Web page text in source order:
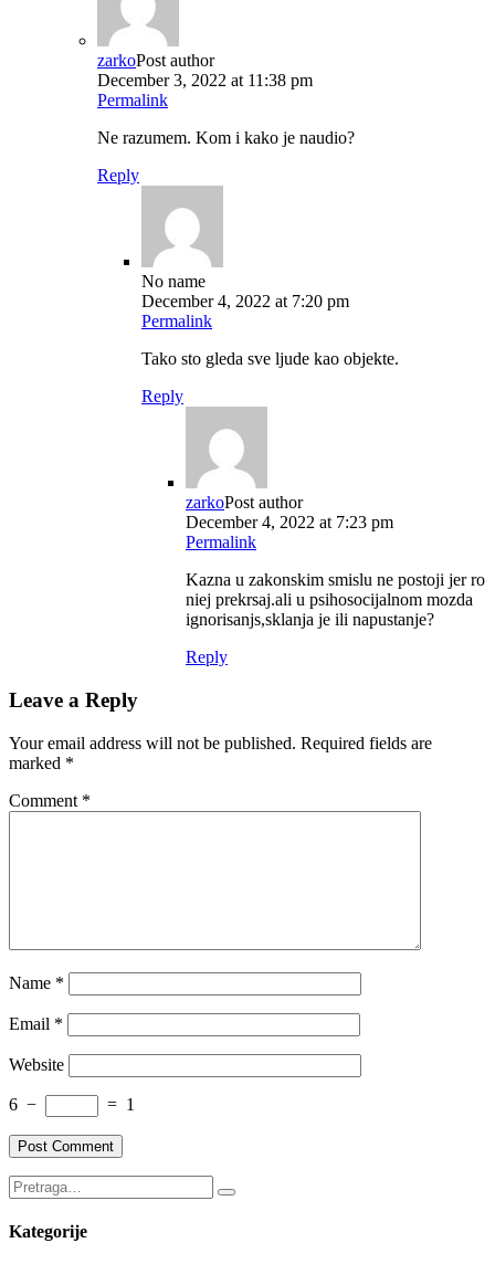
zarkoPost author
December 3, 2022 at 11:38 pm
Permalink
Ne razumem. Kom i kako je naudio?
Reply
No name
December 4, 2022 at 7:20 pm
Permalink
Tako sto gleda sve ljude kao objekte.
Reply
zarkoPost author
December 4, 2022 at 7:23 pm
Permalink
Kazna u zakonskim smislu ne postoji jer ro
niej prekrsaj.ali u psihosocijalnom mozda
ignorisanjs,sklanja je ili napustanje?
Reply
Leave a Reply
Your email address will not be published. Required fields are
marked *
Comment *
Name *
Email *
Website
6 − = 1
Kategorije